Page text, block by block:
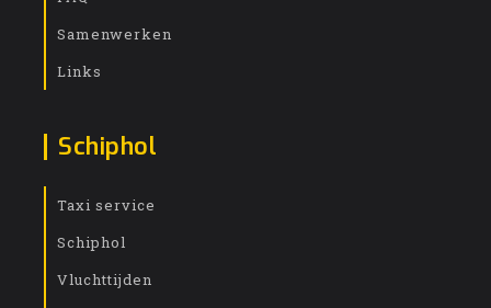
Samenwerken
Links
Schiphol
Taxi service
Schiphol
Vluchttijden